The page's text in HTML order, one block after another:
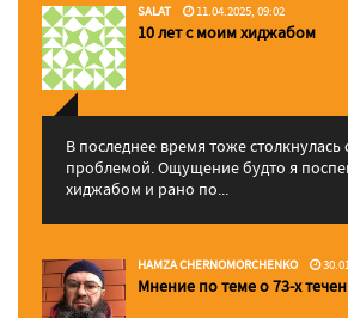
SALAT 11.04.2025, 09:02
10 лет с моим хиджабом
В последнее время тоже столкнулась
проблемой. Ощущение будто я
хиджабом и рано по...
HAMZA CHERNOMORCHENKO
Мнение по теме о 73-х